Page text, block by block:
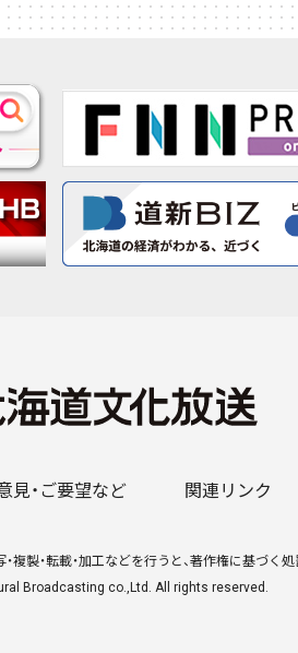
見・ご要望など 関連リンク
複製・転載・加工などを行うと、著作権に基づく
Broadcasting co.,Ltd. All rights reserved.